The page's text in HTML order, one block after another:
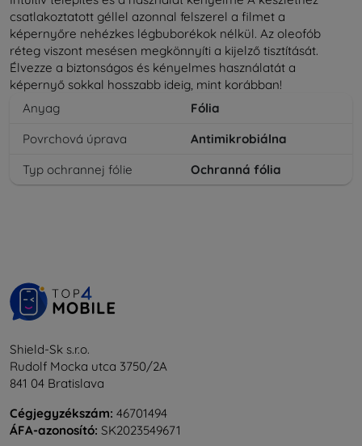
csatlakoztatott géllel azonnal felszerel a filmet a
képernyőre nehézkes légbuborékok nélkül. Az oleofób
réteg viszont mesésen megkönnyíti a kijelző tisztítását.
Élvezze a biztonságos és kényelmes használatát a
képernyő sokkal hosszabb ideig, mint korábban!
Anyag
Fólia
Povrchová úprava
Antimikrobiálna
Typ ochrannej fólie
Ochranná fólia
Shield-Sk s.r.o.
Rudolf Mocka utca 3750/2A
841 04 Bratislava
Cégjegyzékszám: 46701494
ÁFA-azonosító: SK2023549671